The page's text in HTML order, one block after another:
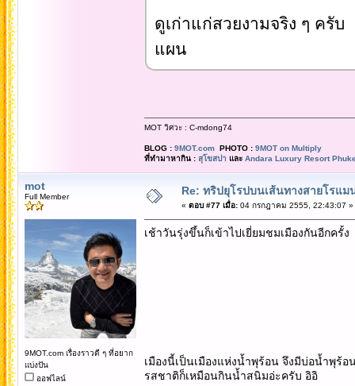
ดูเก่าแก่สวยงามจริง ๆ ครั
แผน
MOT วิศวะ : C-mdong74
BLOG : 9MOT.comPHOTO : 9MOT on Multiply
ที่ทำมาหากิน : สุโขสปา และ Andara Luxury Resort
mot
Full Member
9MOT.com เรื่องราวดี ๆ ที่อยาก
แบ่งปัน
ออฟไลน์
Re: ทริปยุโรปบนเส้นทางสายโรแม
« ตอบ #77 เมื่อ:04 กรกฎาคม 2555, 22:43:07 »
เช้าวันรุ่งขึ้นก็เข้าไปเยี่ยมชมเมืองกันอีกครั้
เมืองนี้เป็นเมืองแห่งน้ำพุร้อน จึงมีบ่อน้ำพุ
รสชาติก็เหมือนกินน้ำสนิมอ่ะครับ อิอิ